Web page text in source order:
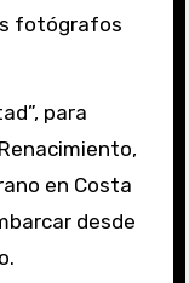
fotógrafos
para
en Costa
desde